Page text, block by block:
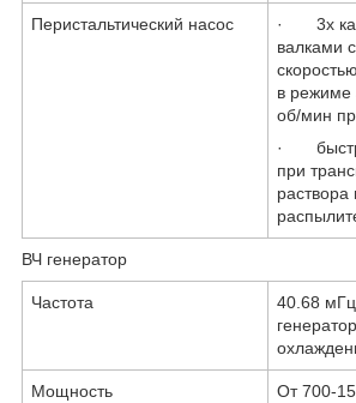
Перистальтический насос ·
3х
валками
в режиме
об/мин
·
при
раствора
ВЧ генератор
Частота
40.68
Мощность
От 700-